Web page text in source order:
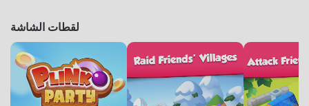
لقطات الشاشة